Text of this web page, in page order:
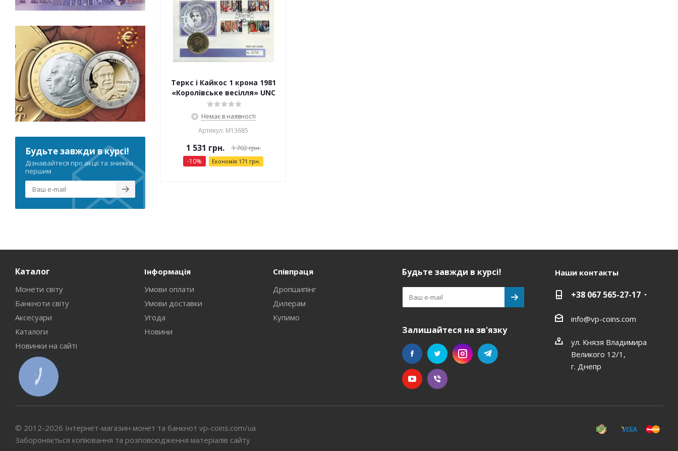
Теркс і Кайкос 1 крона 1981
«Королівське весілля» UNC
Немає в наявності
Артикул: М13685
1 531 грн. 1 702грн.
-10% Економія 171 грн.
Будьте завжди в курсі!
Дізнавайтеся про акції та знижки
першим
Каталог
Монети світу
Банкноти світу
Аксесуари
Каталоги
Новинки на сайті
Інформація
Умови оплати
Умови доставки
Угода
Новини
Співпраця
Дропшипінг
Дилерам
Купимо
Будьте завжди в курсі!
Залишайтеся на зв'язку
Наши контакты
+38 067 565-27-17
info@vp-coins.com
ул. Князя Владимира
Великого 12/1,
г. Днепр
© 2012-2026 Інтернет-магазин монет та банкнот vp-coins.com/ua
Забороняється копіювання та розповсюдження матеріалів сайту
КНОПКА
СВЯЗИ